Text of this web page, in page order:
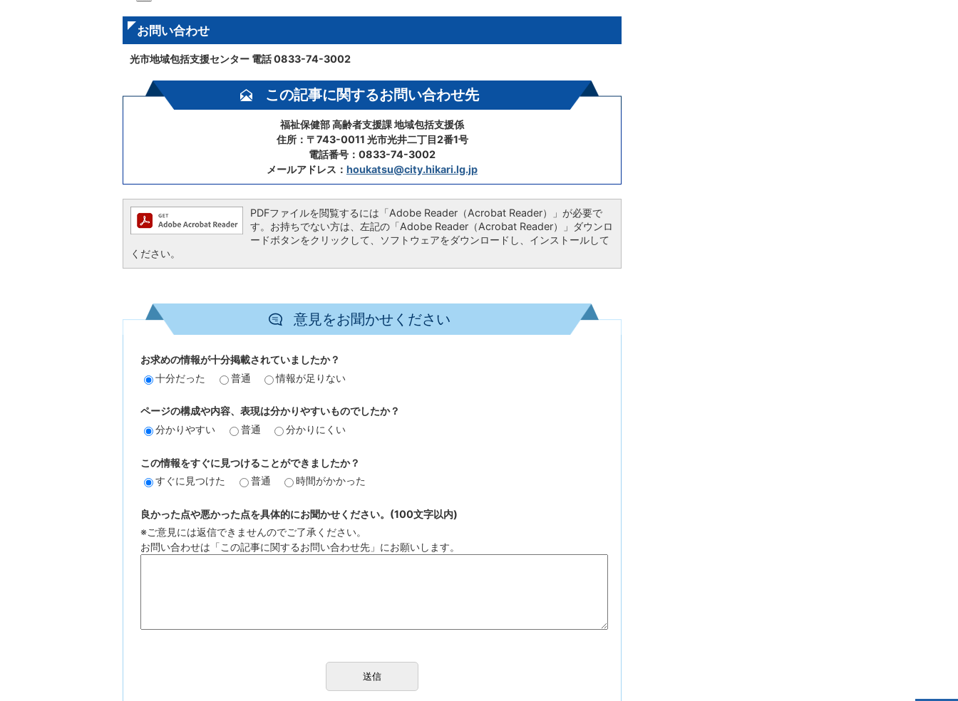
お問い合わせ
光市地域包括支援センター 電話 0833-74-3002
この記事に関するお問い合わせ先
福祉保健部 高齢者支援課 地域包括支援係
住所：〒743-0011 光市光井二丁目2番1号
電話番号：0833-74-3002
メールアドレス： houkatsu@city.hikari.lg.jp
PDFファイルを閲覧するには「Adobe Reader（Acrobat Reader）」が必要で
す。お持ちでない方は、左記の「Adobe Reader（Acrobat Reader）」ダウンロ
ードボタンをクリックして、ソフトウェアをダウンロードし、インストールして
ください。
意見をお聞かせください
お求めの情報が十分掲載されていましたか？
十分だった
普通 情報が足りない
ページの構成や内容、表現は分かりやすいものでしたか？
分かりやすい
普通 分かりにくい
この情報をすぐに見つけることができましたか？
すぐに見つけた
普通 時間がかかった
良かった点や悪かった点を具体的にお聞かせください。(100文字以内)
※ご意見には返信できませんのでご了承ください。
お問い合わせは「この記事に関するお問い合わせ先」にお願いします。